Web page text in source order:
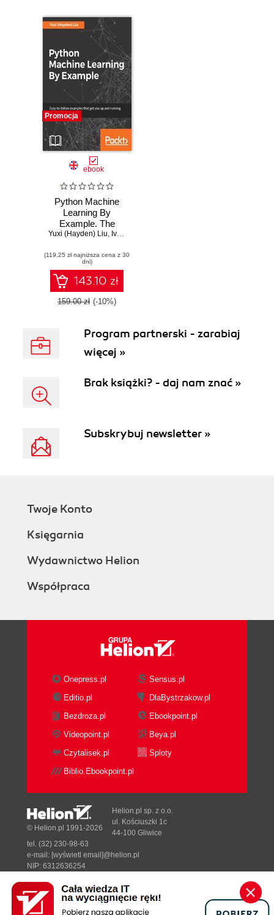
Promocja
ebook
Python Machine
Learning By
Example. The
easiest way to get
learning
Yuxi (Hayden) Liu, Ivan Idris
(119,25 zł najniższa cena z 30
dni)
143.10 zł
159.00 zł (-10%)
Program partnerski - zarabiaj
więcej »
Brak książki? - daj nam znać »
Subskrybuj newsletter »
Twoje Konto
Księgarnia
Wydawnictwo Helion
Współpraca
Onepress.pl
Sensus.pl
Editio.pl
DlaBystrzakow.pl
Bezdroza.pl
Ebookpoint.pl
Videopoint.pl
Beya.pl
Czytalisek.pl
Sploty
Biblio.Ebookpoint.pl
Designed with ♥ byTonik.pl
© Helion.pl 1991-2026
Helion.pl sp. z o.o.
ul. Kościuszki 1c
44-100 Gliwice
tel. (32) 230-98-63
e-mail: [wyświetl email]@helion.pl
NIP: 6312636254